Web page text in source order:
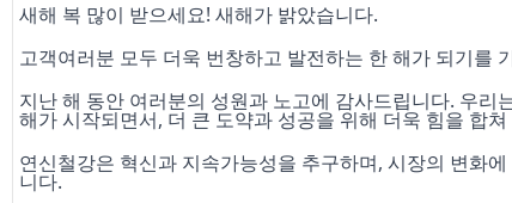
새해 복 많이 받으세요! 새해가 밝았습니다.
고객여러분 모두 더욱 번창하고 발전하는 한 해가 되기를
지난 해 동안 여러분의 성원과 노고에 감사드립니다. 우
해가 시작되면서, 더 큰 도약과 성공을 위해 더욱 힘을 합
연신철강은 혁신과 지속가능성을 추구하며, 시장의 변화
니다.